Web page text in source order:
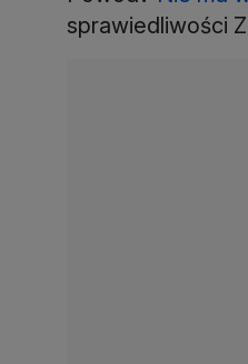
sprawiedliwości